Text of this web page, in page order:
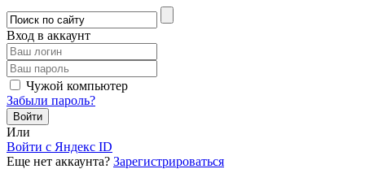
Вход в аккаунт
Чужой компьютер
Забыли пароль?
Или
Войти c Яндекс ID
Еще нет аккаунта? Зарегистрироваться